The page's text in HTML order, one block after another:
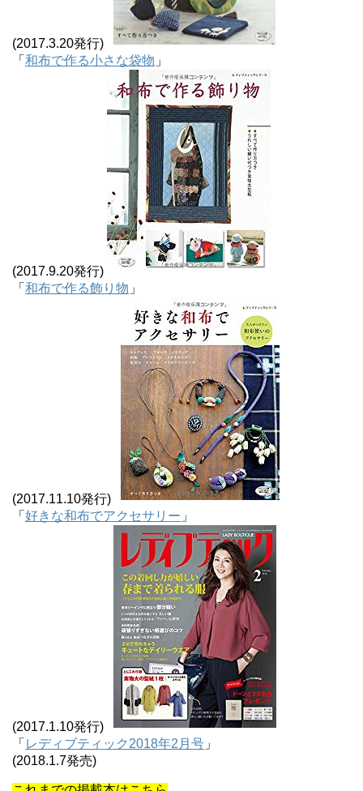
(2017.3.20発行)
「 和布で作る小さな袋物 」
(2017.9.20発行)
「 和布で作る飾り物 」
(2017.11.10発行)
「 好きな和布でアクセサリー 」
(2017.1.10発行)
「 レディブティック2018年2月号 」
(2018.1.7発売)